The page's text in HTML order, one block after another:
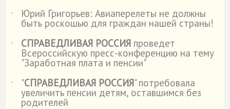
˙
Юрий Григорьев: Авиаперелеты не должны
быть роскошью для граждан нашей страны!
˙
СПРАВЕДЛИВАЯ РОССИЯ проведет
Всероссийскую пресс-конференцию на тему
"Заработная плата и пенсии"
˙
"СПРАВЕДЛИВАЯ РОССИЯ" потребовала
увеличить пенсии детям, оставшимся без
родителей